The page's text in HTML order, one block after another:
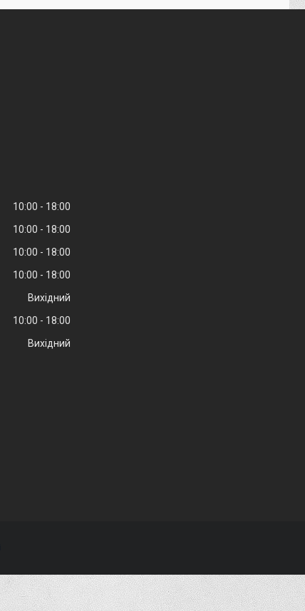
10:00
18:00
10:00
18:00
10:00
18:00
10:00
18:00
Вихідний
10:00
18:00
Вихідний